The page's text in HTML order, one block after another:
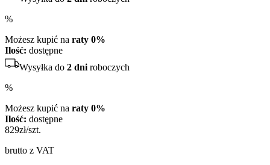
%
Możesz kupić na raty 0%
Ilość: dostępne
Wysyłka do 2 dni roboczych
%
Możesz kupić na raty 0%
Ilość: dostępne
829zł/szt.
brutto z VAT